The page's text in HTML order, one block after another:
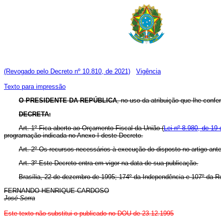
(Revogado pelo Decreto nº 10.810, de 2021) Vigência
Texto para impressão
O PRESIDENTE DA REPÚBLICA, no uso da atribuição que lhe
DECRETA:
Art. 1º Fica aberto ao Orçamento Fiscal da União (Lei nº 8.980, de 19
programação indicada no Anexo I deste Decreto.
Art. 2º Os recursos necessários à execução do disposto no artigo
Art. 3º Este Decreto entra em vigor na data de sua publicação.
Brasília, 22 de dezembro de 1995; 174º da Independência e 107º da
FERNANDO HENRIQUE CARDOSO
José Serra
Este texto não substitui o publicado no DOU de 23.12.1995